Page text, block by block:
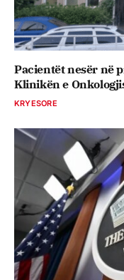
Pacientët nesër në
Klinikën e
KRYESORE